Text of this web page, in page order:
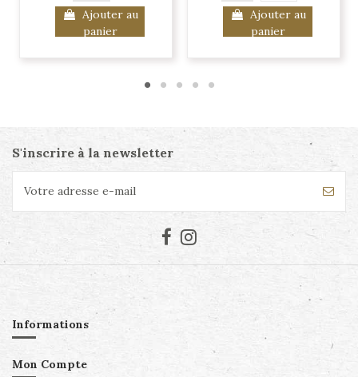
Ajouter au
panier
Ajouter au
panier
S'inscrire à la newsletter
Informations
Mon Compte